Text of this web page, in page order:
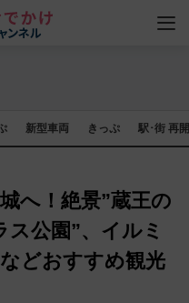
新型車両 きっぷ 駅･街 再
へ！絶景”蔵王の
ス公園”、イルミ
どおすすめ観光